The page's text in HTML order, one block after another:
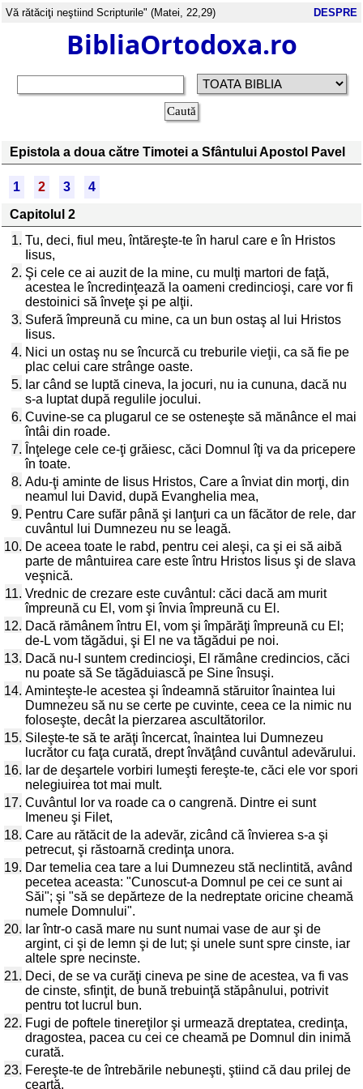
Vă rătăciţi neştiind Scripturile" (Matei, 22,29) DESPRE
BibliaOrtodoxa.ro
Epistola a doua către Timotei a Sfântului Apostol Pavel
1 2 3
4
Capitolul 2
1. Tu, deci, fiul meu, întăreşte-te în harul care e în Hristos
Iisus,
2. Şi cele ce ai auzit de la mine, cu mulţi martori de faţă,
acestea le încredinţează la oameni credincioşi, care vor fi
destoinici să înveţe şi pe alţii.
3. Suferă împreună cu mine, ca un bun ostaş al lui Hristos
Iisus.
4. Nici un ostaş nu se încurcă cu treburile vieţii, ca să fie pe
plac celui care strânge oaste.
5. Iar când se luptă cineva, la jocuri, nu ia cununa, dacă nu
s-a luptat după regulile jocului.
6. Cuvine-se ca plugarul ce se osteneşte să mănânce el mai
întâi din roade.
7. Înţelege cele ce-ţi grăiesc, căci Domnul îţi va da pricepere
în toate.
8. Adu-ţi aminte de Iisus Hristos, Care a înviat din morţi, din
neamul lui David, după Evanghelia mea,
9. Pentru Care sufăr până şi lanţuri ca un făcător de rele, dar
cuvântul lui Dumnezeu nu se leagă.
10. De aceea toate le rabd, pentru cei aleşi, ca şi ei să aibă
parte de mântuirea care este întru Hristos Iisus şi de slava
veşnică.
11. Vrednic de crezare este cuvântul: căci dacă am murit
împreună cu El, vom şi învia împreună cu El.
12. Dacă rămânem întru El, vom şi împărăţi împreună cu El;
de-L vom tăgădui, şi El ne va tăgădui pe noi.
13. Dacă nu-I suntem credincioşi, El rămâne credincios, căci
nu poate să Se tăgăduiască pe Sine însuşi.
14. Aminteşte-le acestea şi îndeamnă stăruitor înaintea lui
Dumnezeu să nu se certe pe cuvinte, ceea ce la nimic nu
foloseşte, decât la pierzarea ascultătorilor.
15. Sileşte-te să te arăţi încercat, înaintea lui Dumnezeu
lucrător cu faţa curată, drept învăţând cuvântul adevărului.
16. Iar de deşartele vorbiri lumeşti fereşte-te, căci ele vor spori
nelegiuirea tot mai mult.
17. Cuvântul lor va roade ca o cangrenă. Dintre ei sunt
Imeneu şi Filet,
18. Care au rătăcit de la adevăr, zicând că învierea s-a şi
petrecut, şi răstoarnă credinţa unora.
19. Dar temelia cea tare a lui Dumnezeu stă neclintită, având
pecetea aceasta: "Cunoscut-a Domnul pe cei ce sunt ai
Săi"; şi "să se depărteze de la nedreptate oricine cheamă
numele Domnului".
20. Iar într-o casă mare nu sunt numai vase de aur şi de
argint, ci şi de lemn şi de lut; şi unele sunt spre cinste, iar
altele spre necinste.
21. Deci, de se va curăţi cineva pe sine de acestea, va fi vas
de cinste, sfinţit, de bună trebuinţă stăpânului, potrivit
pentru tot lucrul bun.
22. Fugi de poftele tinereţilor şi urmează dreptatea, credinţa,
dragostea, pacea cu cei ce cheamă pe Domnul din inimă
curată.
23. Fereşte-te de întrebările nebuneşti, ştiind că dau prilej de
ceartă.